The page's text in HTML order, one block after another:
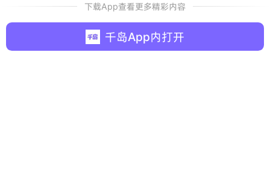
下载App查看更多精彩内容
千岛App内打开